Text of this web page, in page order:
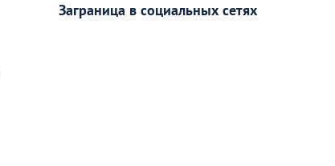
Заграница в социальных сетях